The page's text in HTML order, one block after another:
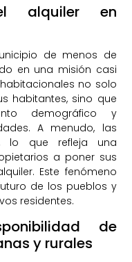
alquiler en
de menos de
en una misión casi
no solo
habitantes, sino que
demográfico y
A menudo, las
lo que refleja una
a poner sus
Este fenómeno
de los pueblos y
residentes.
de
y rurales